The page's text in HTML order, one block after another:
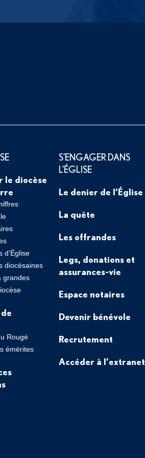
le diocèse
d’Église
diocésaines
grandes
de
Rougé
émérites
S’ENGAGER DANS
L’ÉGLISE
Le denier de l’Église
La quête
Les offrandes
Legs, donations et
assurances-vie
Espace notaires
Devenir bénévole
Recrutement
Accéder à l’extranet